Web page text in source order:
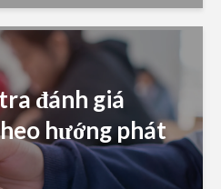
đánh giá
hướng phát